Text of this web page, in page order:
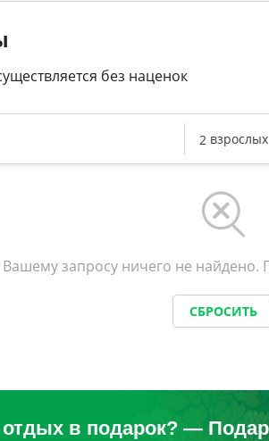
без наценок
запросу ничего не найдено.
СБРОСИТЬ
в подарок? —